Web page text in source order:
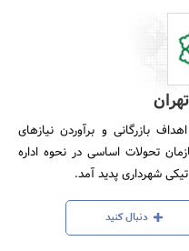
اهداف‌ بازرگانی‌ و برآوردن‌ نیازهای‌
تحولات‌ اساسی‌ در نحوه‌ اداره‌
شهرداری‌ پدید آمد.
دنبال کنید